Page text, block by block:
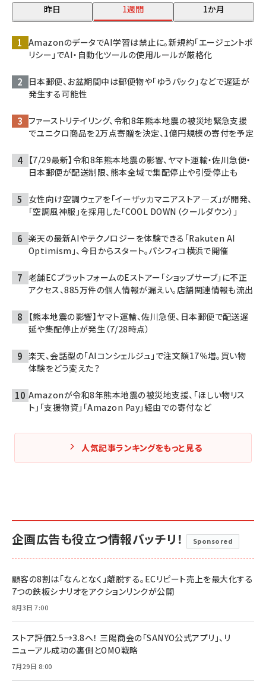
昨日 1週間 1か月
AmazonのデータでAI学習は禁止に。新規約「エージェントポ
リシー」でAI・自動化ツールの使用ルールが厳格化
日本郵便、お盆期間中は郵便物や「ゆうパック」などで遅延が
発生する可能性
ファーストリテイリング、令和8年熊本地震の被災地緊急支援
でユニクロ商品を2万点寄贈を決定、1億円規模の寄付を予定
【7/29最新】令和8年熊本地震の影響、ヤマト運輸・佐川急便・
日本郵便が配送制限、熊本全域で集配停止や引受停止も
女性向け空調ウェアを「イーザッカマニアストア―ズ」が開発、
「空調風神服」を採用した「COOL DOWN（クールダウン）」
楽天の最新AIやテクノロジーを体験できる「Rakuten AI
Optimism」、今日からスタート。パシフィコ横浜で開催
老舗ECプラットフォームのEストアー「ショップサーブ」に不正
アクセス、885万件の個人情報が漏えい。店舗関連情報も流出
【熊本地震の影響】ヤマト運輸、佐川急便、日本郵便で配送遅
延や集配停止が発生（7/28時点）
楽天、会話型の「AIコンシェルジュ」で注文額17％増。買い物
体験をどう変えた？
Amazonが令和8年熊本地震の被災地支援、「ほしい物リス
ト」「支援物資」「Amazon Pay」経由での寄付など
人気記事ランキングをもっと見る
企画広告も役立つ情報バッチリ！ Sponsored
顧客の8割は「なんとなく」離脱する。ECリピート売上を最大化する
7つの鉄板シナリオをアクションリンクが公開
8月3日 7:00
ストア評価2.5→3.8へ！ 三陽商会の「SANYO公式アプリ」、リ
ニューアル成功の裏側とOMO戦略
7月29日 8:00